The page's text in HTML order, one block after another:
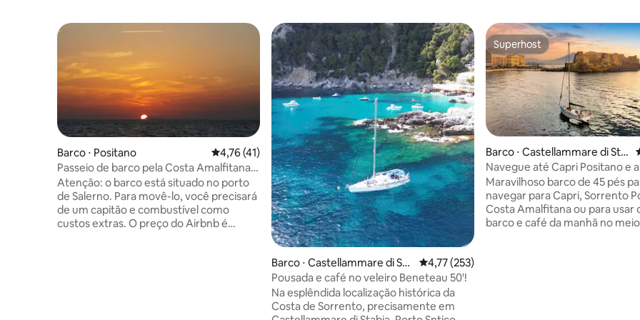
Barco ⋅ Positano 4,76 de uma avaliação média de 5, 41 avaliações
4,76 (41)
Passeio de barco pela Costa Amalfitana e
Salerno
Atenção: o barco está situado no porto
de Salerno. Para movê-lo, você precisará
de um capitão e combustível como
custos extras. O preço do Airbnb é
Barco ⋅ Castellammare di Sta
bia
4,77 de uma avaliação média de 5, 253
4,77 (253)
Pousada e café no veleiro Beneteau 50'!
Na esplêndida localização histórica da
Costa de Sorrento, precisamente em
Superhost
Superhost
Barco ⋅ Castellammare di Sta
bia
Navegue até Capri Positano e
amalfitana
Maravilhoso barco de 45 pés
navegar para Capri, Sorrento
Costa Amalfitana ou para usar
barco e café da manhã no